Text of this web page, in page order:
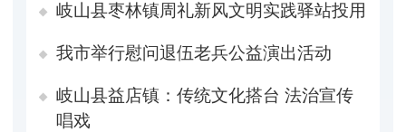
岐山县枣林镇周礼新风文明实践驿站投用
我市举行慰问退伍老兵公益演出活动
岐山县益店镇：传统文化搭台 法治宣传
唱戏